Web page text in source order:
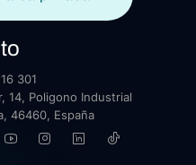
301
14, Poligono Industrial
46460, España